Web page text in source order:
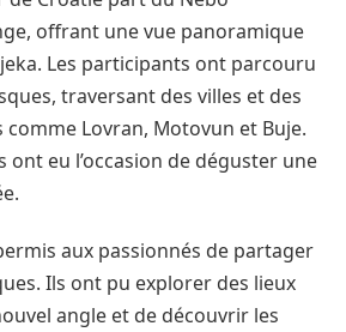
offrant une vue panoramique
Les participants ont parcouru
traversant des villes et des
Lovran, Motovun et Buje.
ont eu l’occasion de déguster une
aux passionnés de partager
Ils ont pu explorer des lieux
angle et de découvrir les